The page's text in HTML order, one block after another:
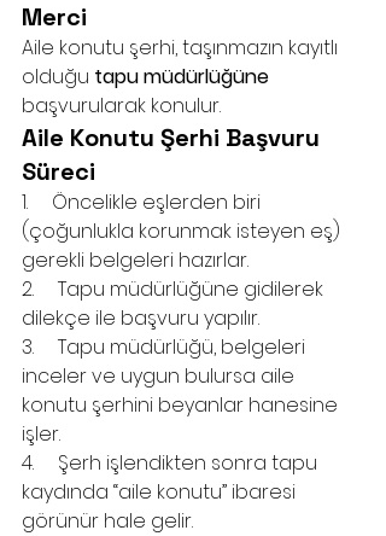
Merci
Aile konutu şerhi, taşınmazın kayıtlı
olduğu tapu müdürlüğüne
başvurularak konulur.
Aile Konutu Şerhi Başvuru
Süreci
1.     Öncelikle eşlerden biri
(çoğunlukla korunmak isteyen eş)
gerekli belgeleri hazırlar.
2.     Tapu müdürlüğüne gidilerek
dilekçe ile başvuru yapılır.
3.     Tapu müdürlüğü, belgeleri
inceler ve uygun bulursa aile
konutu şerhini beyanlar hanesine
işler.
4.     Şerh işlendikten sonra tapu
kaydında “aile konutu” ibaresi
görünür hale gelir.